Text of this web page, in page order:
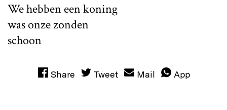
We hebben een koning
was onze zonden
schoon
Share Tweet Mail App